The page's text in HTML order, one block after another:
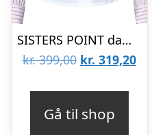
SISTERS POINT dame skjorte EDNA – Rose/Navy
kr.399,00 Den
var:
kr. 319,20Den
Gå til shop